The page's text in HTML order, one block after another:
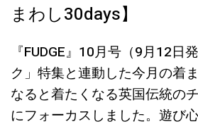
まわし30days】
『FUDGE』10月号（9月12日
ク」特集と連動した今月の着
なると着たくなる英国伝統の
にフォーカスしました。遊び